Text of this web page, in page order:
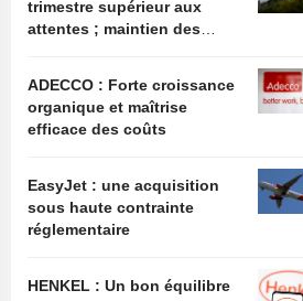
trimestre supérieur aux
attentes ; maintien des
ADECCO : Forte croissance
organique et maîtrise
efficace des coûts
EasyJet : une acquisition
sous haute contrainte
réglementaire
HENKEL : Un bon équilibre